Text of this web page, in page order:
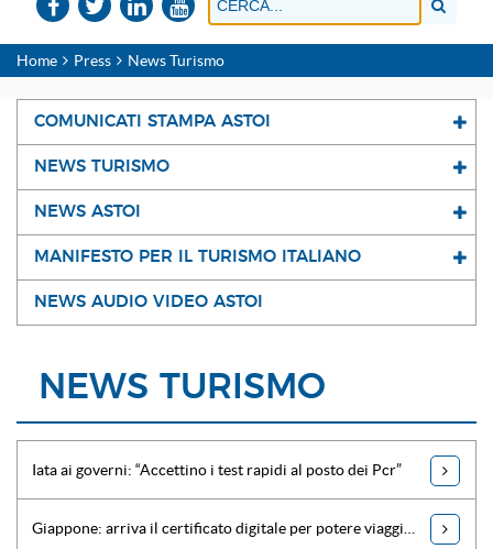
Home Press News Turismo
COMUNICATI STAMPA ASTOI
NEWS TURISMO
NEWS ASTOI
MANIFESTO PER IL TURISMO ITALIANO
NEWS AUDIO VIDEO ASTOI
NEWS TURISMO
Iata ai governi: “Accettino i test rapidi al posto dei Pcr”